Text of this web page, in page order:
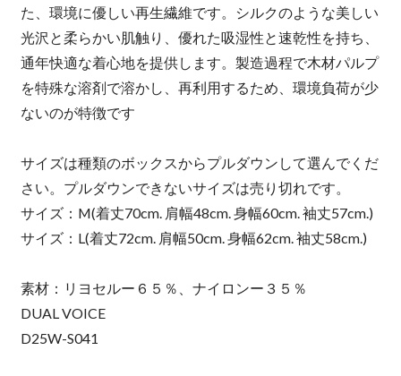
た、環境に優しい再生繊維です。シルクのような美しい
光沢と柔らかい肌触り、優れた吸湿性と速乾性を持ち、
通年快適な着心地を提供します。製造過程で木材パルプ
を特殊な溶剤で溶かし、再利用するため、環境負荷が少
ないのが特徴です
サイズは種類のボックスからプルダウンして選んでくだ
さい。プルダウンできないサイズは売り切れです。
サイズ：M(着丈70cm. 肩幅48cm. 身幅60cm. 袖丈57cm.)
サイズ：L(着丈72cm. 肩幅50cm. 身幅62cm. 袖丈58cm.)
素材：リヨセルー６５％、ナイロンー３５％
DUAL VOICE
D25W-S041